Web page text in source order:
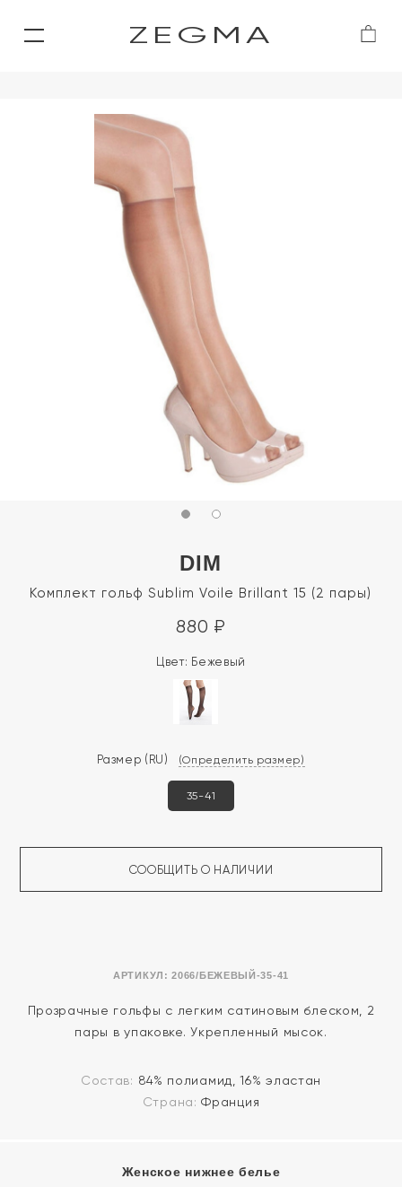
ZEGMA
DIM
Комплект гольф Sublim Voile Brillant 15 (2 пары)
АРТИКУЛ:2066/БЕЖЕВЫЙ-35-41
880 ₽
Цвет: Бежевый
Размер (RU) (Определить размер)
35-41
СООБЩИТЬ О НАЛИЧИИ
Прозрачные гольфы с легким сатиновым блеском, 2
пары в упаковке. Укрепленный мысок.
Состав: 84% полиамид, 16% эластан
Страна:Франция
Женское нижнее белье